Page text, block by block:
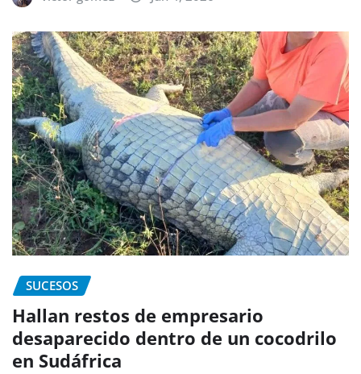
SUCESOS
Hallan restos de empresario
desaparecido dentro de un cocodrilo
en Sudáfrica